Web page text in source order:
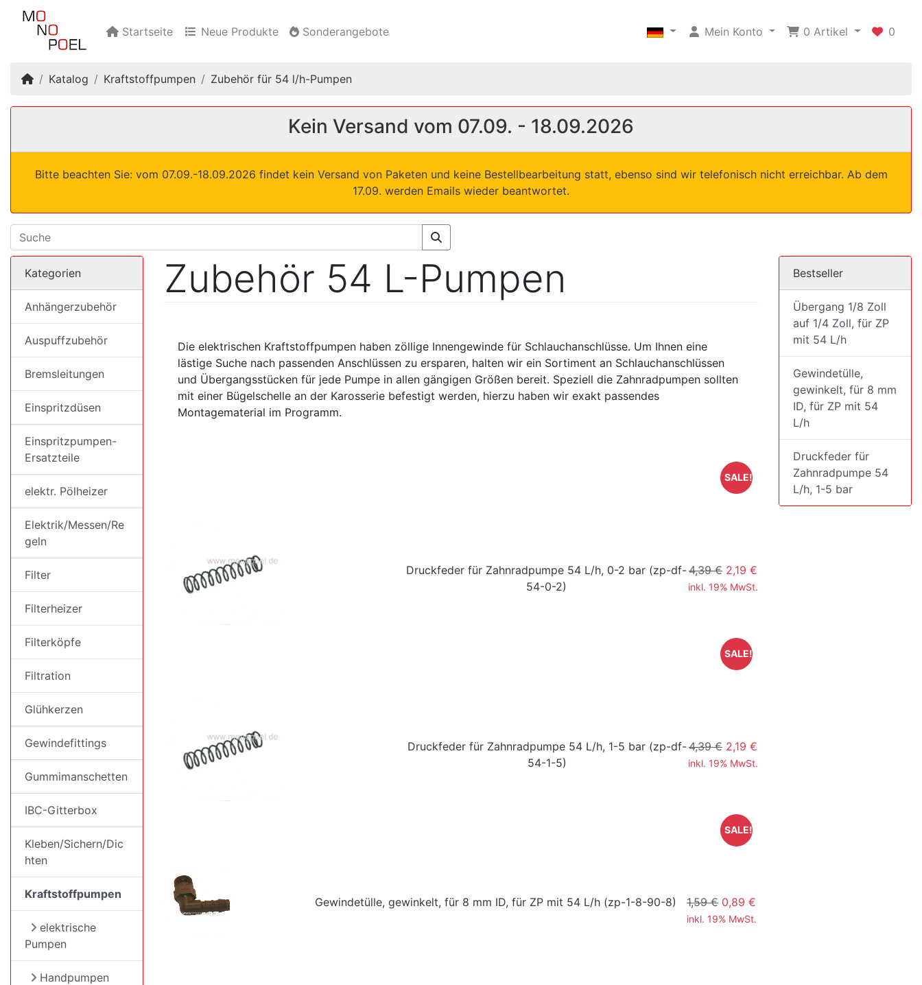
Startseite Neue Produkte Sonderangebote Mein Konto 0 Artikel 0
Startseite
Katalog Kraftstoffpumpen Zubehör für 54 l/h-Pumpen
Kein Versand vom 07.09. - 18.09.2026
Bitte beachten Sie: vom 07.09.-18.09.2026 findet kein Versand von Paketen und keine Bestellbearbeitung statt, ebenso sind wir telefonisch nicht erreichbar. Ab dem
17.09. werden Emails wieder beantwortet.
Zubehör 54 L-Pumpen
Die elektrischen Kraftstoffpumpen haben zöllige Innengewinde für Schlauchanschlüsse. Um Ihnen eine
lästige Suche nach passenden Anschlüssen zu ersparen, halten wir ein Sortiment an Schlauchanschlüssen
und Übergangsstücken für jede Pumpe in allen gängigen Größen bereit. Speziell die Zahnradpumpen sollten
mit einer Bügelschelle an der Karosserie befestigt werden, hierzu haben wir exakt passendes
Montagematerial im Programm.
Druckfeder für Zahnradpumpe 54 L/h, 0-2 bar (zp-df-
54-0-2)
4,39 € 2,19 €
inkl. 19% MwSt.
SALE!
Druckfeder für Zahnradpumpe 54 L/h, 1-5 bar (zp-df-
54-1-5)
4,39 € 2,19 €
inkl. 19% MwSt.
SALE!
Gewindetülle, gewinkelt, für 8 mm ID, für ZP mit 54 L/h (zp-1-8-90-8) 1,59 € 0,89 €
inkl. 19% MwSt.
SALE!
Kategorien
Anhängerzubehör
Auspuffzubehör
Bremsleitungen
Einspritzdüsen
Einspritzpumpen-
Ersatzteile
elektr. Pölheizer
Elektrik/Messen/Re
geln
Filter
Filterheizer
Filterköpfe
Filtration
Glühkerzen
Gewindefittings
Gummimanschetten
IBC-Gitterbox
Kleben/Sichern/Dic
hten
Kraftstoffpumpen
elektrische
Pumpen
Handpumpen
Bestseller
Übergang 1/8 Zoll
auf 1/4 Zoll, für ZP
mit 54 L/h
Gewindetülle,
gewinkelt, für 8 mm
ID, für ZP mit 54
L/h
Druckfeder für
Zahnradpumpe 54
L/h, 1-5 bar